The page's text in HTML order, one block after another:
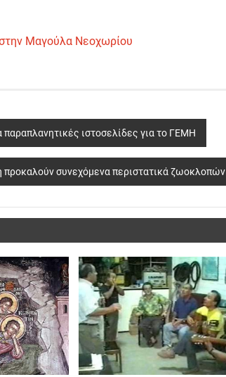
Μαγούλα Νεοχωρίου
παραπλανητικές ιστοσελίδες για το ΓΕΜΗ
συνεχόμενα περιστατικά ζωοκλοπών